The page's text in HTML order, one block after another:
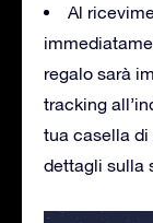
Al
regalo sarà
tracking
tua casella
dettagli sulla